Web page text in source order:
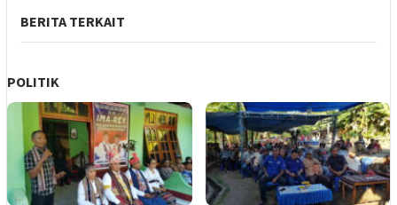
BERITA TERKAIT
POLITIK